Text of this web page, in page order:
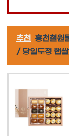
추천 홍천철원
/ 당일도정 햅